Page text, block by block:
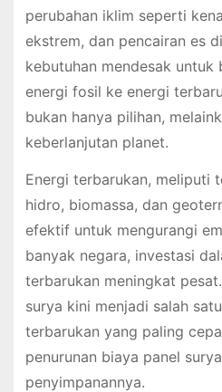
perubahan iklim seperti
ekstrem, dan pencairan es
kebutuhan mendesak untuk
energi fosil ke energi
bukan hanya pilihan,
keberlanjutan planet.
Energi terbarukan, meliputi
hidro, biomassa, dan
efektif untuk mengurangi
banyak negara, investasi
terbarukan meningkat
surya kini menjadi salah
terbarukan yang paling
penurunan biaya panel
penyimpanannya.